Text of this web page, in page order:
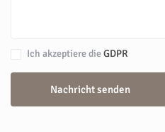
Ich akzeptiere dieGDPR